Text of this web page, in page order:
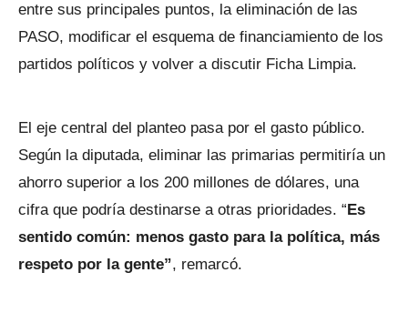
entre sus principales puntos, la eliminación de las
PASO, modificar el esquema de financiamiento de los
partidos políticos y volver a discutir Ficha Limpia.
El eje central del planteo pasa por el gasto público.
Según la diputada, eliminar las primarias permitiría un
ahorro superior a los 200 millones de dólares, una
cifra que podría destinarse a otras prioridades. “Es
sentido común: menos gasto para la política, más
respeto por la gente”, remarcó.